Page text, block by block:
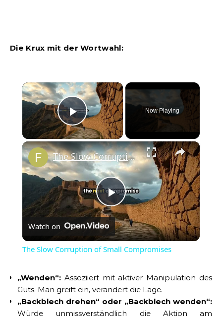
Die Krux mit der Wortwahl:
×
Play Video
Now Playing
×
Play
Video
The Slow Corruption of Small Compromises
Watch on
The Slow Corruption of Small Compromises
„Wenden“: Assoziiert mit aktiver Manipulation des
Guts. Man greift ein, verändert die Lage.
„Backblech drehen“ oder „Backblech wenden“:
Würde unmissverständlich die Aktion am